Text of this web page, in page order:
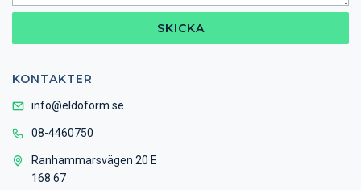
SKICKA
KONTAKTER
info@eldoform.se
08-4460750
Ranhammarsvägen 20 E
168 67